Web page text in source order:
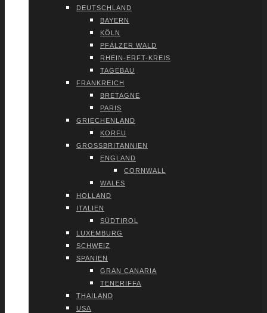
DEUTSCH­LAND
BAY­ERN
KÖLN
PFÄL­ZER WALD
RHEIN-ERFT-KREIS
TAGE­BAU
FRANK­REICH
BRE­TA­GNE
PARIS
GRIE­CHEN­LAND
KOR­FU
GROSS­BRI­TAN­NI­EN
ENG­LAND
CORN­WALL
WALES
HOL­LAND
ITA­LI­EN
SÜD­TI­ROL
LUXEM­BURG
SCHWEIZ
SPA­NI­EN
GRAN CANA­RIA
TENE­RIF­FA
THAI­LAND
USA